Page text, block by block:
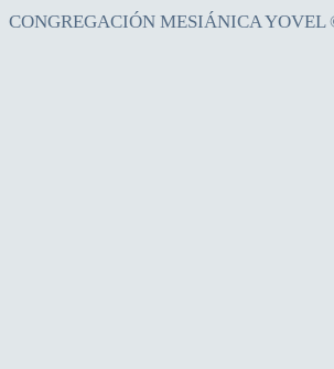
CONGREGACIÓN MESIÁNICA YOVEL